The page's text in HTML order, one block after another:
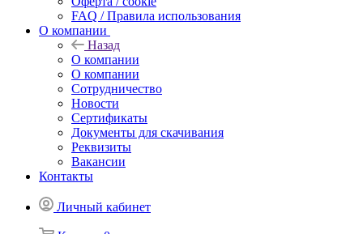
FAQ / Правила использования
О компании
Назад
О компании
О компании
Сотрудничество
Новости
Сертификаты
Документы для скачивания
Реквизиты
Вакансии
Контакты
Личный кабинет